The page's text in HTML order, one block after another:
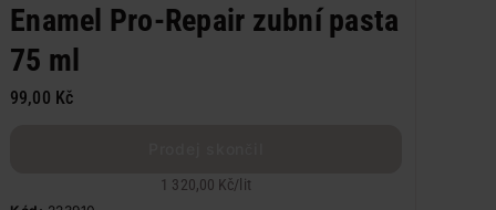
Enamel Pro-Repair zubní pasta
75 ml
99,00 Kč
1 320,00 Kč/ lit